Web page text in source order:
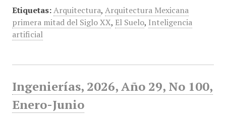
Etiquetas: Arquitectura, Arquitectura Mexicana
primera mitad del Siglo XX, El Suelo, Inteligencia
artificial
Ingenierías, 2026, Año 29, No 100,
Enero-Junio